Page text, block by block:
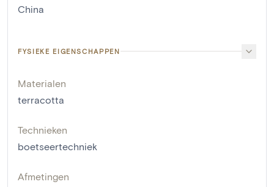
China
FYSIEKE EIGENSCHAPPEN
Materialen
terracotta
Technieken
boetseertechniek
Afmetingen